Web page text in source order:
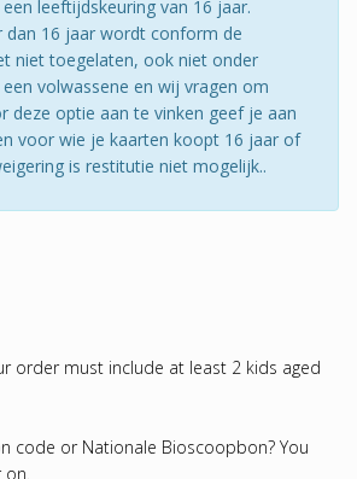
leeftijdskeuring van 16 jaar.
dan 16 jaar wordt conform de
niet toegelaten, ook niet onder
volwassene en wij vragen om
deze optie aan te vinken geef je aan
voor wie je kaarten koopt 16 jaar of
is restitutie niet mogelijk..
order must include at least 2 kids aged
code or Nationale Bioscoopbon? You